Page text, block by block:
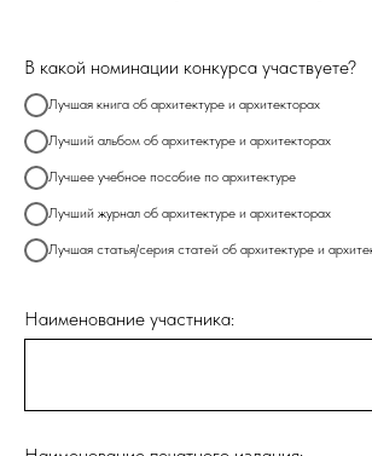
В какой номинации конкурса участвуете?
Лучшая книга об архитектуре и архитекторах
Лучший альбом об архитектуре и архитекторах
Лучшее учебное пособие по архитектуре
Лучший журнал об архитектуре и архитекторах
Лучшая статья/серия статей об архитектуре и
Наименование участника: